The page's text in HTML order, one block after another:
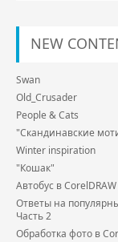
NEW
Swan
Old_Crusader
People & Cats
"Скандинавские
Winter inspiration
"Кошак"
Автобус в CorelDRAW
Ответы на
Часть 2
Обработка фото в